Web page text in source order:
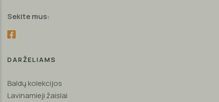
Sekite mus:
DARŽELIAMS
Baldų kolekcijos
Lavinamieji žaislai